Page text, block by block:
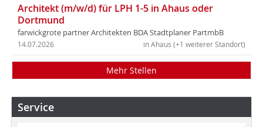
Architekt (m/w/d) für LPH 1-5 in Ahaus oder
Dortmund
farwickgrote partner Architekten BDA Stadtplaner PartmbB
in Ahaus (+1 weiterer Standort)
14.07.2026
Mehr Stellen
Service